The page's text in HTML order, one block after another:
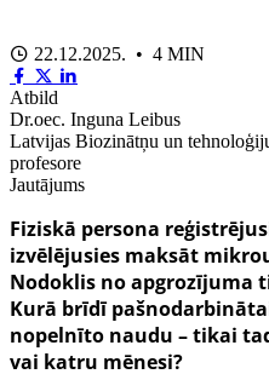
22.12.2025. • 4 MIN
Atbild
Dr.oec. Inguna Leibus
Latvijas Biozinātņu un
profesore
Jautājums
Fiziskā persona
izvēlējusies maksāt
Nodoklis no apgrozījuma
Kurā brīdī
nopelnīto naudu – tikai
vai katru mēnesi?